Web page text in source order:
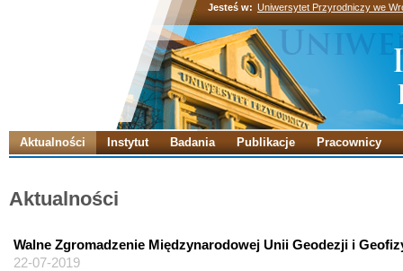
Jesteś w: Uniwersytet Przyrodniczy we
Aktualności Instytut Badania Publikacje Pracownicy
Aktualności
Walne Zgromadzenie Międzynarodowej Unii Geodezji i
22-07-2019